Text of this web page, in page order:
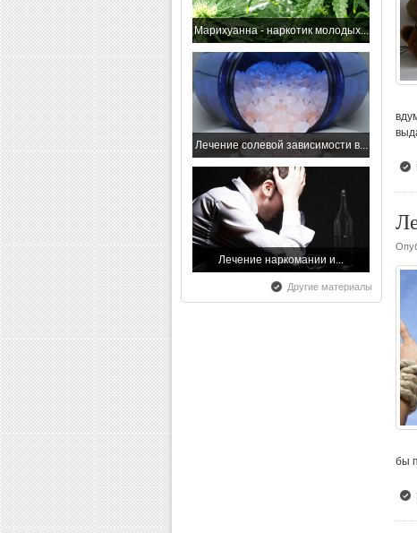
бы
Всемирный день борьбы со...
С праздником - с Днем...
Всероссийский день трезвости
Марихуанна - наркотик молодых...
Лечение солевой зависимости в...
Лечение наркомании и...
Другие материалы